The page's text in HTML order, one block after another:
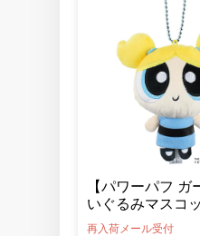
【パワーパフ ガ
いぐるみマスコ
ルス
再入荷メール受付